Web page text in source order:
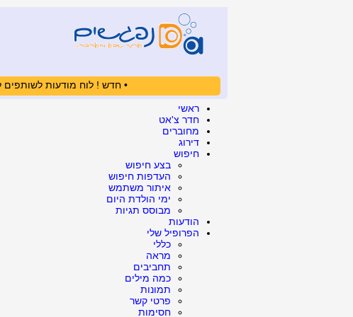
• חדש ! לוח מודעות לשותפים
ראשי
חדר צ'אט
מחוברים
דירוג
חיפוש
בצע חיפוש
העדפות חיפוש
איתור משתמש
ימי הולדת היום
מבוסס תגיות
הודעות
הפרופיל שלי
כללי
מראה
תחביבים
כמה מילים
תמונות
פרטי קשר
חסימות